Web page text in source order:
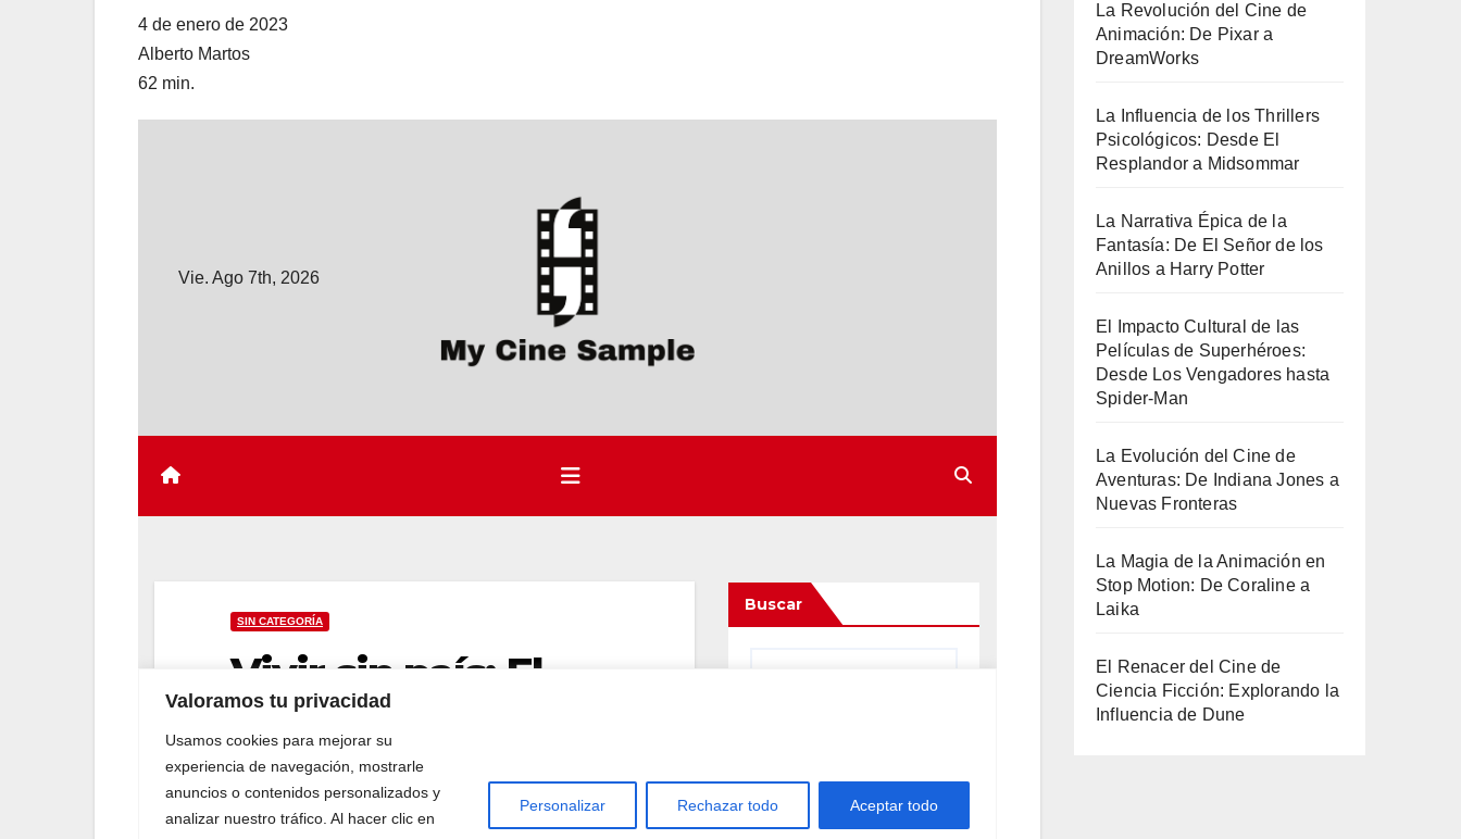
4 de enero de 2023
Alberto Martos
62 min.
La Revolución del Cine de
Animación: De Pixar a
DreamWorks
La Influencia de los Thrillers
Psicológicos: Desde El
Resplandor a Midsommar
La Narrativa Épica de la
Fantasía: De El Señor de los
Anillos a Harry Potter
El Impacto Cultural de las
Películas de Superhéroes:
Desde Los Vengadores hasta
Spider-Man
La Evolución del Cine de
Aventuras: De Indiana Jones a
Nuevas Fronteras
La Magia de la Animación en
Stop Motion: De Coraline a
Laika
El Renacer del Cine de
Ciencia Ficción: Explorando la
Influencia de Dune